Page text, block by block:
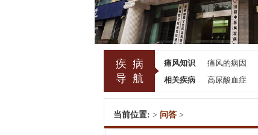
疾病
导航
痛风知识 痛风的病因
相关疾病 高尿酸血症
当前位置: > 问答 >